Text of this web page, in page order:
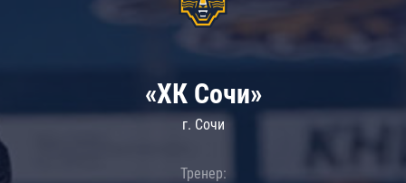
«ХК Сочи»
г. Сочи
Тренер: